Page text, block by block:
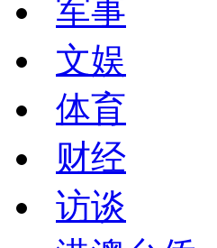
军事
文娱
体育
财经
访谈